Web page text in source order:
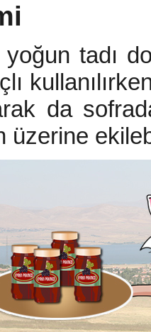
tadı
da
üzerine